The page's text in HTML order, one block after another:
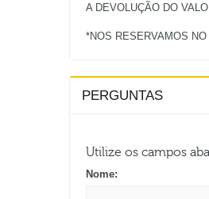
A DEVOLUÇÃO DO
PERGUNTAS
Utilize os campos
Nome: